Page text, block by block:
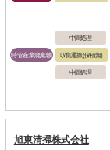
中間処理
特管産業廃棄物 収集運搬(保積無)
中間処理
旭東清掃株式会社